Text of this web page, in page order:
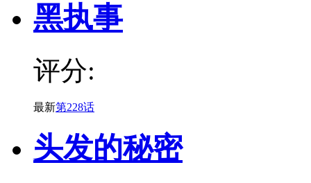
黑执事
评分:
最新第228话
头发的秘密